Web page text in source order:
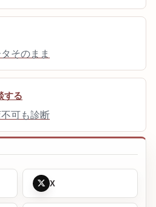
そのまま
する
可も診断
X